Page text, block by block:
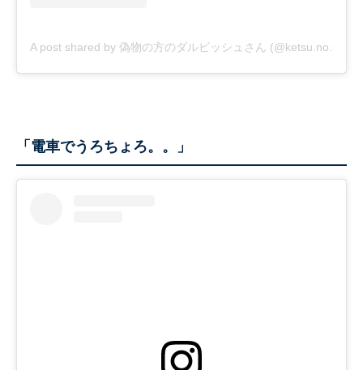
A post shared by 偽物の方のダルビッシュさん
「電車でうろちょろ。。」